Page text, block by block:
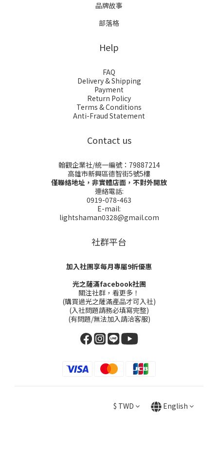
品牌故事
部落格
Help
FAQ
Delivery & Shipping
Payment
Return Policy
Terms & Conditions
Anti-Fraud Statement
Contact us
翰觀企業社/統一編號：79887214
高雄市新興區德智街5號5樓
僅聯絡地址，非實體店面，不對外開放
連絡電話:
0919-078-463
E-mail:
lightshaman0328@gmail.com
社群平台
加入社團享每月專屬9折優惠
光之薩滿facebook社團
關注社群，看更多！
(購買過光之薩滿產品才可入社)
(入社問題請務必填寫完整)
(有問題/無法加入請洽客服)
$ TWD English